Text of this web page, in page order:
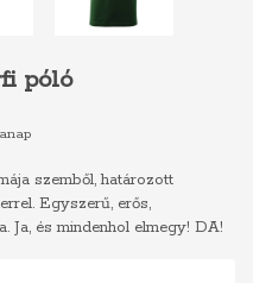
póló
szemből, határozott
Egyszerű, erős,
Ja, és mindenhol elmegy! DA!